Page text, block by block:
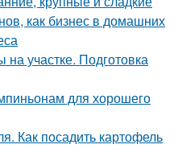
как бизнес в домашних
участке. Подготовка
для хорошего
Как посадить картофель